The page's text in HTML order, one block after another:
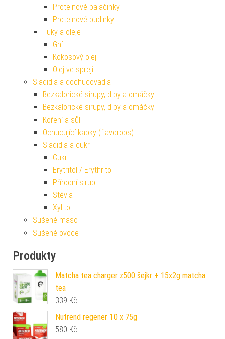
Proteinové palačinky
Proteinové pudinky
Tuky a oleje
Ghí
Kokosový olej
Olej ve spreji
Sladidla a dochucovadla
Bezkalorické sirupy, dipy a omáčky
Bezkalorické sirupy, dipy a omáčky
Koření a sůl
Ochucující kapky (flavdrops)
Sladidla a cukr
Cukr
Erytritol / Erythritol
Přírodní sirup
Stévia
Xylitol
Sušené maso
Sušené ovoce
Produkty
Matcha tea charger z500 šejkr + 15x2g matcha
tea
339 Kč
Nutrend regener 10 x 75g
580 Kč